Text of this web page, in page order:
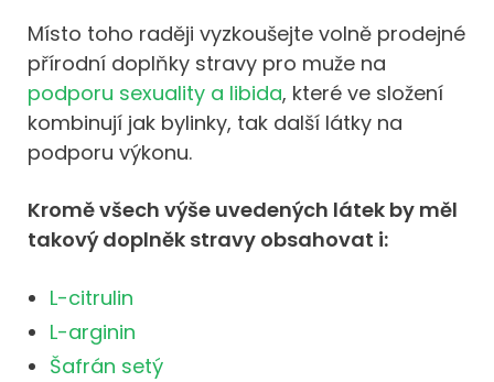
Místo toho raději vyzkoušejte volně prodejné
přírodní doplňky stravy pro muže na
podporu sexuality a libida, které ve složení
kombinují jak bylinky, tak další látky na
podporu výkonu.
Kromě všech výše uvedených látek by měl
takový doplněk stravy obsahovat i:
L-citrulin
L-arginin
Šafrán setý